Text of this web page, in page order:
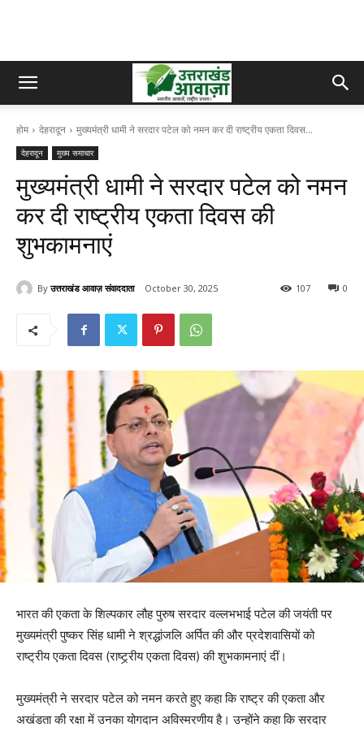
होम देहरादून मुख्यमंत्री धामी ने सरदार पटेल को नमन कर दी राष्ट्रीय एकता दिवस...
देहरादून मुख्य समाचार
मुख्यमंत्री धामी ने सरदार पटेल को नमन
कर दी राष्ट्रीय एकता दिवस की
शुभकामनाएं
By उत्तराखंड आवाज़ संवाददाता October 30, 2025 0
107
भारत की एकता के शिल्पकार लौह पुरुष सरदार वल्लभभाई पटेल की जयंती पर
मुख्यमंत्री पुष्कर सिंह धामी ने श्रद्धांजलि अर्पित की और प्रदेशवासियों को
राष्ट्रीय एकता दिवस (राष्ट्र्रीय एकता दिवस) की शुभकामनाएं दीं।
मुख्यमंत्री ने सरदार पटेल को नमन करते हुए कहा कि राष्ट्र की एकता और
अखंडता की रक्षा में उनका योगदान अविस्मरणीय है। उन्होंने कहा कि सरदार